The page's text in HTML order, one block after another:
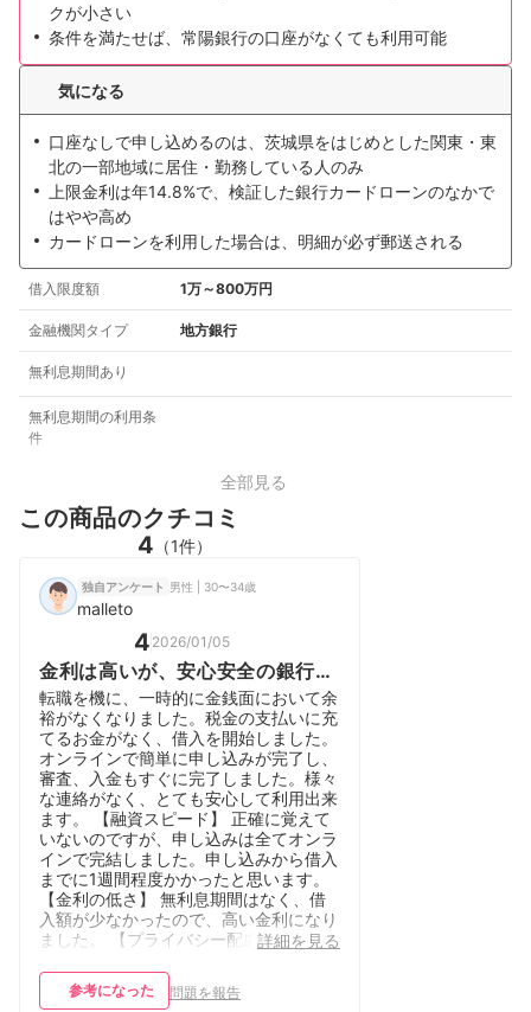
クが小さい
条件を満たせば、常陽銀行の口座がなくても利用可能
気になる
口座なしで申し込めるのは、茨城県をはじめとした関東・東
北の一部地域に居住・勤務している人のみ
上限金利は年14.8%で、検証した銀行カードローンのなかで
はやや高め
カードローンを利用した場合は、明細が必ず郵送される
借入限度額 1万～800万円
金融機関タイプ 地方銀行
無利息期間あり
無利息期間の利用条
件
全部見る
この商品のクチコミ
4 （1件）
独自アンケート 男性 | 30〜34歳
malleto
4 2026/01/05
金利は高いが、安心安全の銀行ロ
ーンです。
転職を機に、一時的に金銭面において余
裕がなくなりました。税金の支払いに充
てるお金がなく、借入を開始しました。
オンラインで簡単に申し込みが完了し、
審査、入金もすぐに完了しました。様々
な連絡がなく、とても安心して利用出来
ます。 【融資スピード】 正確に覚えて
いないのですが、申し込みは全てオンラ
インで完結しました。申し込みから借入
までに1週間程度かかったと思います。
【金利の低さ】 無利息期間はなく、借
入額が少なかったので、高い金利になり
ました。 【プライバシー配慮】 在籍確
借入開始時にカードが届いた位です。
【借入・返済の利便性】 カードがあれ
詳細を見る
参考になった 問題を報告